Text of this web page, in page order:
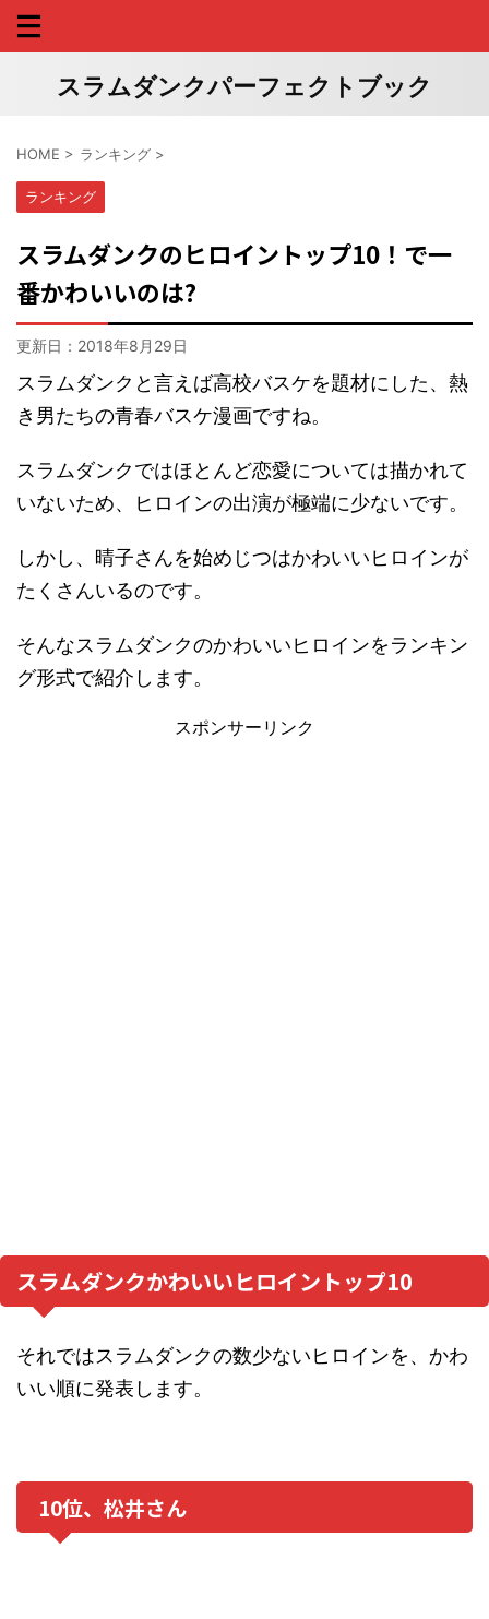
スラムダンクパーフェクトブック
HOME > ランキング >
ランキング
スラムダンクのヒロイントップ10！で一
番かわいいのは?
更新日： 2018年8月29日
スラムダンクと言えば高校バスケを題材にした、熱
き男たちの青春バスケ漫画ですね。
スラムダンクではほとんど恋愛については描かれて
いないため、ヒロインの出演が極端に少ないです。
しかし、晴子さんを始めじつはかわいいヒロインが
たくさんいるのです。
そんなスラムダンクのかわいいヒロインをランキン
グ形式で紹介します。
スポンサーリンク
スラムダンクかわいいヒロイントップ10
それではスラムダンクの数少ないヒロインを、かわ
いい順に発表します。
10位、松井さん